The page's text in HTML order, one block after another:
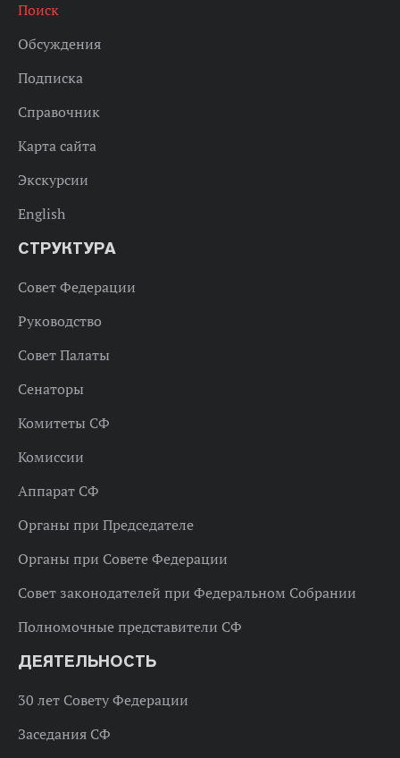
Поиск
Обсуждения
Подписка
Справочник
Карта сайта
Экскурсии
English
СТРУКТУРА
Совет Федерации
Руководство
Совет Палаты
Сенаторы
Комитеты СФ
Комиссии
Аппарат СФ
Органы при Председателе
Органы при Совете Федерации
Совет законодателей при Федеральном Собрании
Полномочные представители СФ
ДЕЯТЕЛЬНОСТЬ
30 лет Совету Федерации
Заседания СФ